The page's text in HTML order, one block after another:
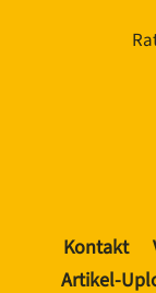
Kontakt
Artikel-